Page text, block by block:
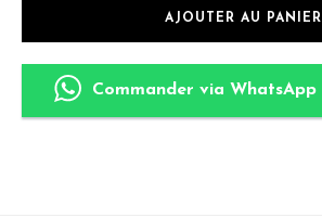
AJOUTER AU PANIER
Commander via WhatsApp